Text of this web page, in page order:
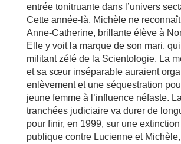
entrée tonitruante dans l’univers
Cette année-là, Michèle ne
Anne-Catherine, brillante élève à
Elle y voit la marque de son mari,
militant zélé de la Scientologie. La
et sa sœur inséparable auraient
enlèvement et une séquestration
jeune femme à l’influence néfaste.
tranchées judiciaire va durer de
pour finir, en 1999, sur une extinction
publique contre Lucienne et